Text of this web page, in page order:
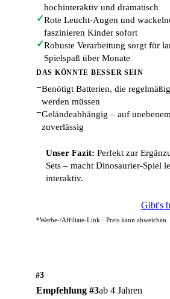
hochinteraktiv und dramatisch
✓Rote Leucht-Augen und
faszinieren Kinder sofort
✓Robuste Verarbeitung sorgt für
Spielspaß über Monate
DAS KÖNNTE BESSER SEIN
−Benötigt Batterien, die
werden müssen
−Geländeabhängig – auf
zuverlässig
Unser Fazit: Perfekt zur
Sets – macht Dinosaurier-Spiel
interaktiv.
Gibt's
*Werbe-/Affiliate-Link · Preis kann abweichen
#3
Empfehlung #3ab 4 Jahren